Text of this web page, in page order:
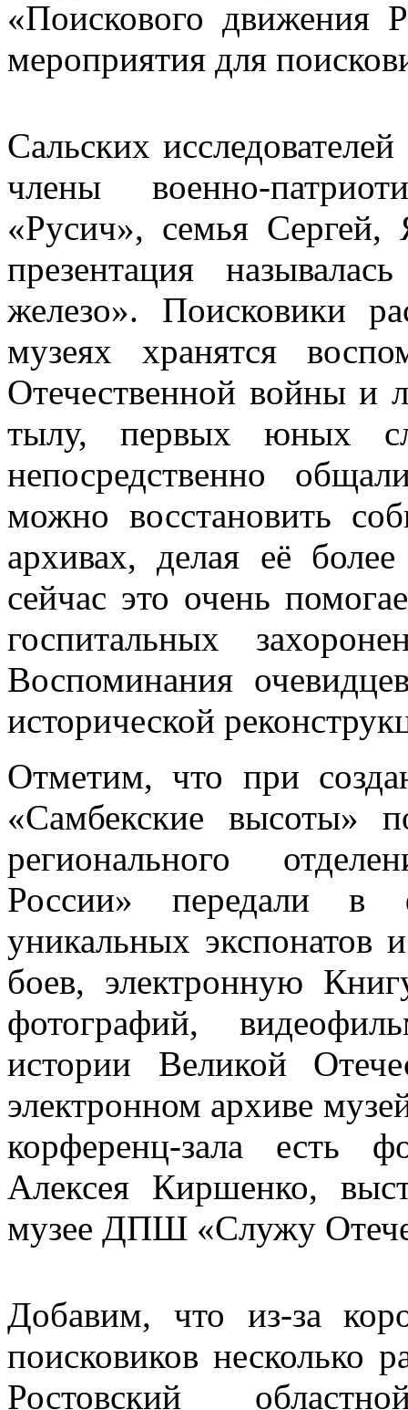
«Поискового движения
мероприятия для
Сальских
члены военно-
«Русич», семья
презентация
железо». Поисковики
музеях хранятся
Отечественной войны и
тылу, первых юных
непосредственно
можно восстановить
архивах, делая её
сейчас это очень
госпитальных
Воспоминания
исторической
Отметим, что при
«Самбекские высоты»
регионального
России» передали в
уникальных экспонатов
боев, электронную
фотографий,
истории Великой
электронном архиве
корференц-зала есть
Алексея Киршенко,
музее ДПШ «Служу
Добавим, что из-за
поисковиков несколько
Ростовский